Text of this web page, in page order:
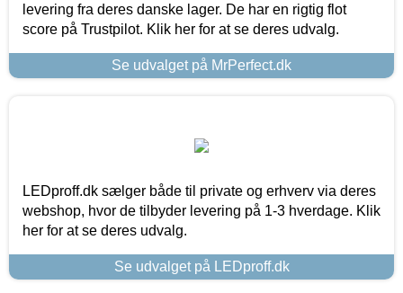
levering fra deres danske lager. De har en rigtig flot
score på Trustpilot. Klik her for at se deres udvalg.
Se udvalget på MrPerfect.dk
LEDproff.dk sælger både til private og erhverv via deres
webshop, hvor de tilbyder levering på 1-3 hverdage. Klik
her for at se deres udvalg.
Se udvalget på LEDproff.dk